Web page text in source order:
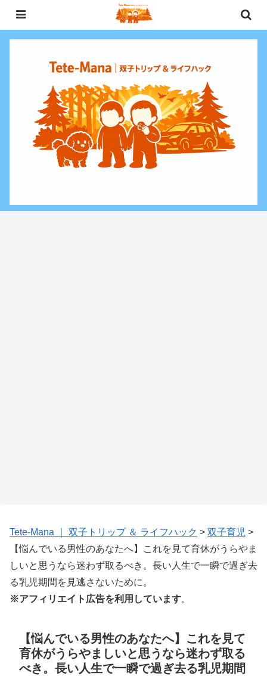
0歳〜未就学児（3歳）双子との週末お出かけ・子連れ旅行情報と、暮らしに役
立つお金・ライフハックをお届けする双子ファミリーブログ。
Tete-Mana ｜ 双子トリップ ＆ ライフハック > 双子育児 >
【悩んでいる男性のあなたへ】これを見て育休がうらやま
しいと思うなら迷わず取るべき。長い人生で一瞬で過ぎ去
る乳児期間を見逃さないために。
※アフィリエイト広告を利用しています。
【悩んでいる男性のあなたへ】これを見て
育休がうらやましいと思うなら迷わず取る
べき。長い人生で一瞬で過ぎ去る乳児期間